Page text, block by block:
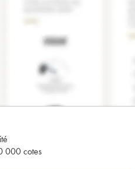
000 cotes